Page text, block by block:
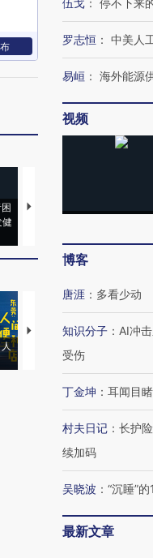
健
视线｜HYROX的吸金
【推广】走进第四届链博
伍戈 ： 停不下来
罗志恒 ： 中美人
易峘 ： 海外能源
视频
博客
唐涯 ： 多看少动
知识分子 ： AI冲
受伤
丁金坤 ： 耳闻目
村夫日记 ： 长护
续加码
吴晓波 ： “沉睡”
最新文章